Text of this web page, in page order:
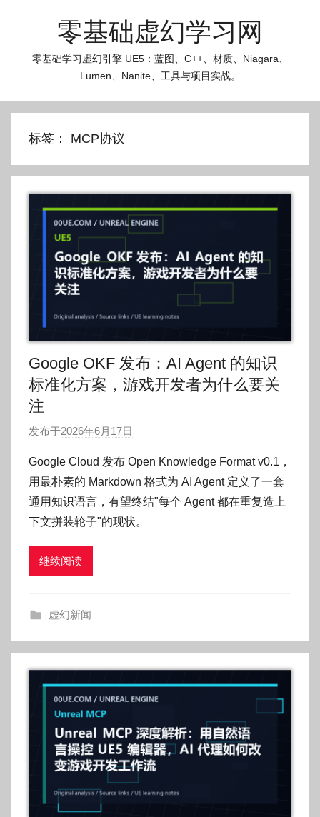
零基础虚幻学习网
零基础学习虚幻引擎 UE5：蓝图、C++、材质、Niagara、
Lumen、Nanite、工具与项目实战。
标签： MCP协议
Google OKF 发布：AI Agent 的知识
标准化方案，游戏开发者为什么要关
注
发布于2026年6月17日
:
O
k
g
Google Cloud 发布 Open Knowledge Format v0.1，
用最朴素的 Markdown 格式为 AI Agent 定义了一套
通用知识语言，有望终结"每个 Agent 都在重复造上
下文拼装轮子"的现状。
继续阅读
虚幻新闻